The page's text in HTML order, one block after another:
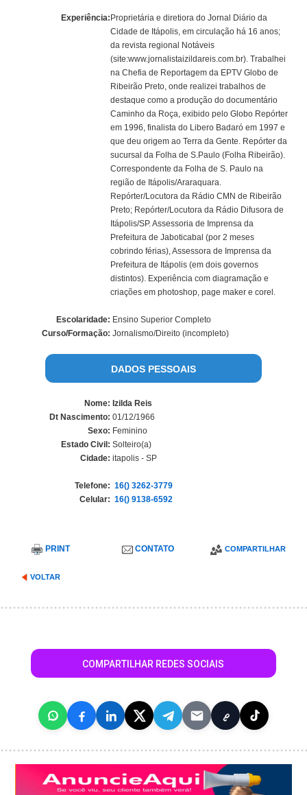
Experiência: Proprietária e diretiora do Jornal Diário da
Cidade de Itápolis, em circulação há 16 anos;
da revista regional Notáveis
(site:www.jornalistaizildareis.com.br). Trabalhei
na Chefia de Reportagem da EPTV Globo de
Ribeirão Preto, onde realizei trabalhos de
destaque como a produção do documentário
Caminho da Roça, exibido pelo Globo Repórter
em 1996, finalista do Libero Badaró em 1997 e
que deu origem ao Terra da Gente. Repórter da
sucursal da Folha de S.Paulo (Folha Ribeirão).
Correspondente da Folha de S. Paulo na
região de Itápolis/Araraquara.
Repórter/Locutora da Rádio CMN de Ribeirão
Preto; Repórter/Locutora da Rádio Difusora de
Itápolis/SP. Assessoria de Imprensa da
Prefeitura de Jaboticabal (por 2 meses
cobrindo férias), Assessora de Imprensa da
Prefeitura de Itápolis (em dois governos
distintos). Experiência com diagramação e
criações em photoshop, page maker e corel.
Escolaridade: Ensino Superior Completo
Curso/Formação: Jornalismo/Direito (incompleto)
DADOS PESSOAIS
Nome: Izilda Reis
Dt Nascimento: 01/12/1966
Sexo: Feminino
Estado Civil: Solteiro(a)
Cidade: itapolis - SP
Telefone: 16() 3262-3779
Celular: 16() 9138-6592
PRINT CONTATO COMPARTILHAR
VOLTAR
COMPARTILHAR REDES SOCIAIS